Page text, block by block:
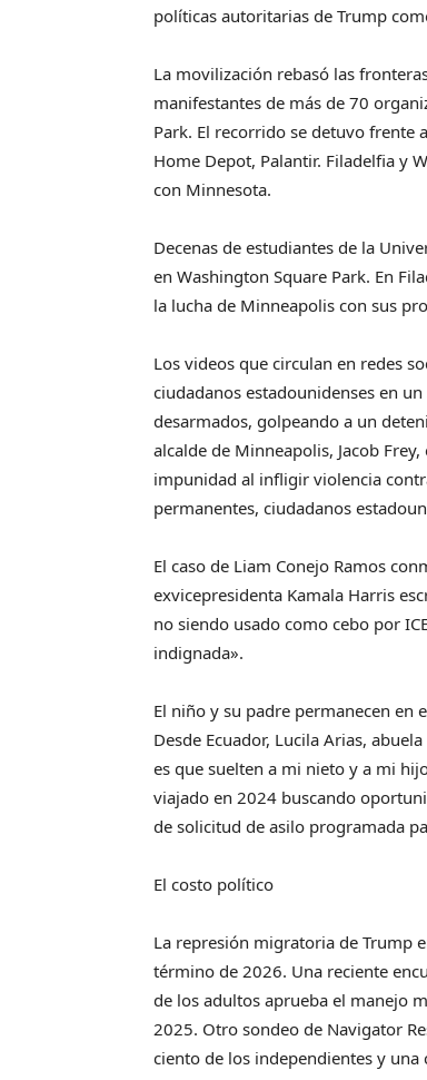
políticas autoritarias de Trump
La movilización rebasó las
manifestantes de más de 70
Park. El recorrido se detuvo frente
Home Depot, Palantir. Filadelfia y
con Minnesota.
Decenas de estudiantes de la
en Washington Square Park. En
la lucha de Minneapolis con sus
Los videos que circulan en redes
ciudadanos estadounidenses en
desarmados, golpeando a un
alcalde de Minneapolis, Jacob
impunidad al infligir violencia
permanentes, ciudadanos
El caso de Liam Conejo Ramos
exvicepresidenta Kamala Harris
no siendo usado como cebo por
indignada».
El niño y su padre permanecen en
Desde Ecuador, Lucila Arias,
es que suelten a mi nieto y a mi
viajado en 2024 buscando
de solicitud de asilo programada
El costo político
La represión migratoria de Trump
término de 2026. Una reciente
de los adultos aprueba el manejo
2025. Otro sondeo de Navigator
ciento de los independientes y una